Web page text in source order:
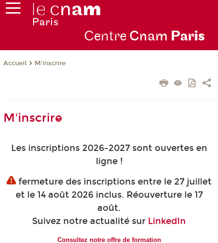
Centre Cnam Paris
Accueil M'inscrire
M'inscrire
Les inscriptions 2026-2027 sont ouvertes en
ligne !
fermeture des inscriptions entre le 27 juillet
et le 14 août 2026 inclus. Réouverture le 17
août.
Suivez notre actualité sur LinkedIn
Consultez notre offre de formation